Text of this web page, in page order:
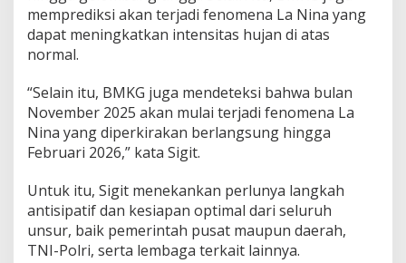
memprediksi akan terjadi fenomena La Nina yang
dapat meningkatkan intensitas hujan di atas
normal.
“Selain itu, BMKG juga mendeteksi bahwa bulan
November 2025 akan mulai terjadi fenomena La
Nina yang diperkirakan berlangsung hingga
Februari 2026,” kata Sigit.
Untuk itu, Sigit menekankan perlunya langkah
antisipatif dan kesiapan optimal dari seluruh
unsur, baik pemerintah pusat maupun daerah,
TNI-Polri, serta lembaga terkait lainnya.